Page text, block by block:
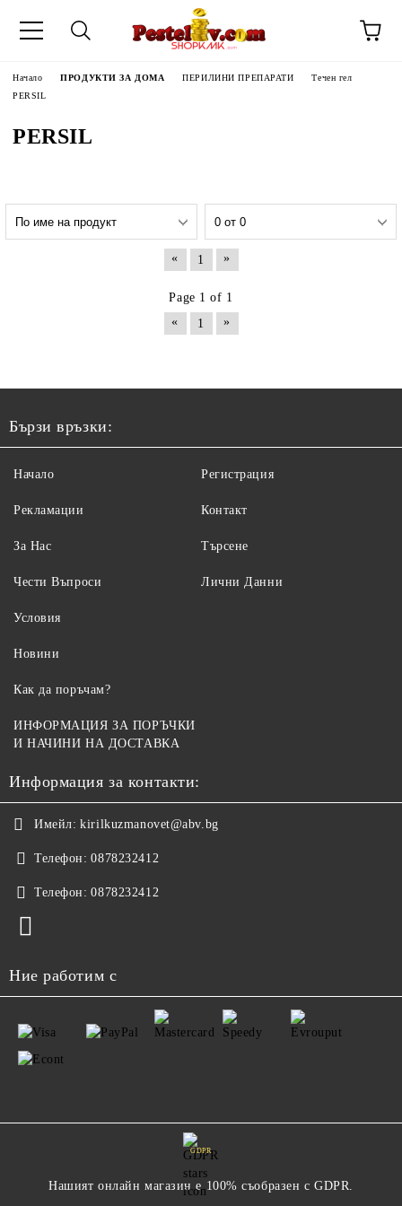
Начало ПРОДУКТИ ЗА ДОМА ПЕРИЛИНИ ПРЕПАРАТИ
Течен гел
PERSIL
PERSIL
« 1 »
Page 1 of 1
«
1 »
Бързи връзки:
Начало
Рекламации
За Нас
Чести Въпроси
Регистрация
Контакт
Търсене
Лични Данни
Условия
Новини
Как да поръчам?
ИНФОРМАЦИЯ ЗА ПОРЪЧКИ
И НАЧИНИ НА ДОСТАВКА
Информация за контакти:
Имейл: kirilkuzmanovet@abv.bg
Телефон: 0878232412
Телефон: 0878232412
Ние работим с
GDPR
Нашият онлайн магазин е 100% съобразен с GDPR.